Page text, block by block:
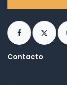
Contacto